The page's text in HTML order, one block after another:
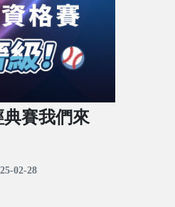
典賽我們來
02-28